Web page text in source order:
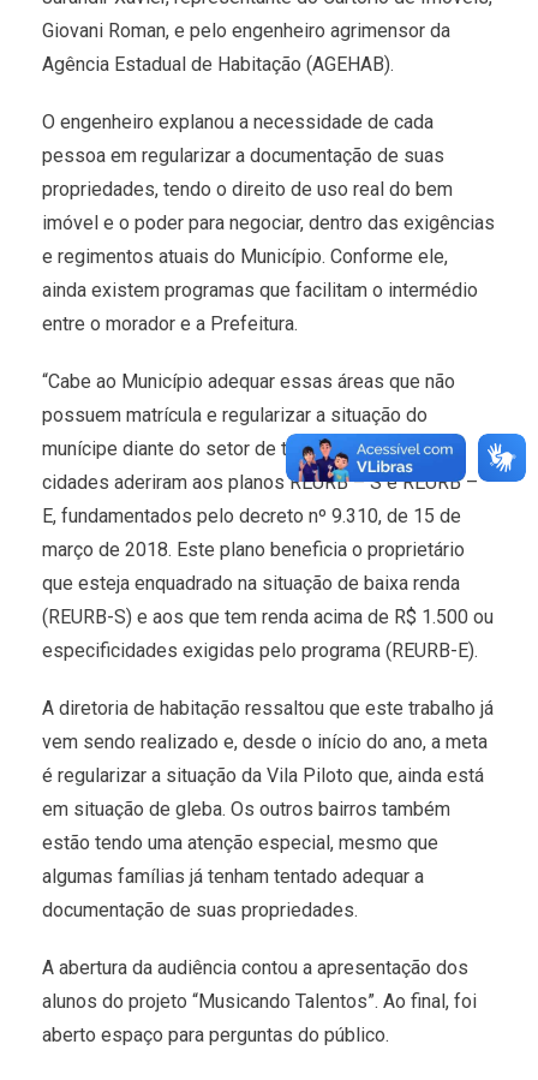
Giovani Roman, e pelo engenheiro agrimensor da
Agência Estadual de Habitação (AGEHAB).
O engenheiro explanou a necessidade de cada
pessoa em regularizar a documentação de suas
propriedades, tendo o direito de uso real do bem
imóvel e o poder para negociar, dentro das exigências
e regimentos atuais do Município. Conforme ele,
ainda existem programas que facilitam o intermédio
entre o morador e a Prefeitura.
“Cabe ao Município adequar essas áreas que não
possuem matrícula e regularizar a situação do
munícipe diante do setor de tributação. Algumas
cidades aderiram aos planos REURB – S e REURB –
E, fundamentados pelo decreto nº 9.310, de 15 de
março de 2018. Este plano beneficia o proprietário
que esteja enquadrado na situação de baixa renda
(REURB-S) e aos que tem renda acima de R$ 1.500 ou
especificidades exigidas pelo programa (REURB-E).
A diretoria de habitação ressaltou que este trabalho já
vem sendo realizado e, desde o início do ano, a meta
é regularizar a situação da Vila Piloto que, ainda está
em situação de gleba. Os outros bairros também
estão tendo uma atenção especial, mesmo que
algumas famílias já tenham tentado adequar a
documentação de suas propriedades.
A abertura da audiência contou a apresentação dos
alunos do projeto “Musicando Talentos”. Ao final, foi
aberto espaço para perguntas do público.